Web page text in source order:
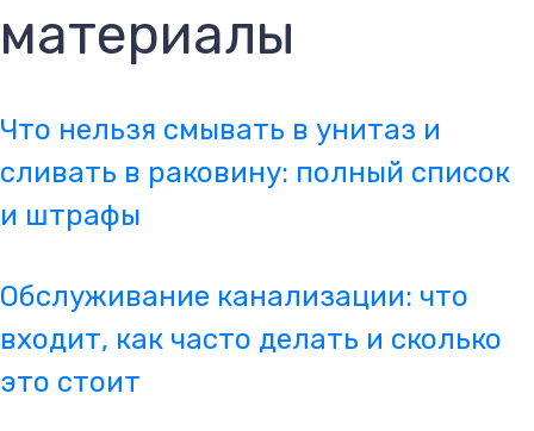
материалы
Что нельзя смывать в унитаз и
сливать в раковину: полный список
и штрафы
Обслуживание канализации: что
входит, как часто делать и сколько
это стоит